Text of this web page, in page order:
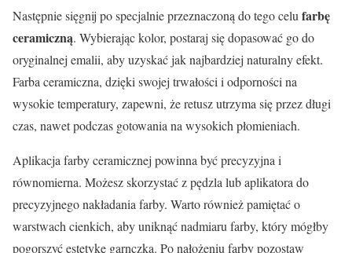
Następnie sięgnij po specjalnie przeznaczoną do tego celu farbę
ceramiczną. Wybierając kolor, postaraj się dopasować go do
oryginalnej emalii, aby uzyskać jak najbardziej naturalny efekt.
Farba ceramiczna, dzięki swojej trwałości i odporności na
wysokie temperatury, zapewni, że retusz utrzyma się przez długi
czas, nawet podczas gotowania na wysokich płomieniach.
Aplikacja farby ceramicznej powinna być precyzyjna i
równomierna. Możesz skorzystać z pędzla lub aplikatora do
precyzyjnego nakładania farby. Warto również pamiętać o
warstwach cienkich, aby uniknąć nadmiaru farby, który mógłby
pogorszyć estetykę garnczka. Po nałożeniu farby pozostaw